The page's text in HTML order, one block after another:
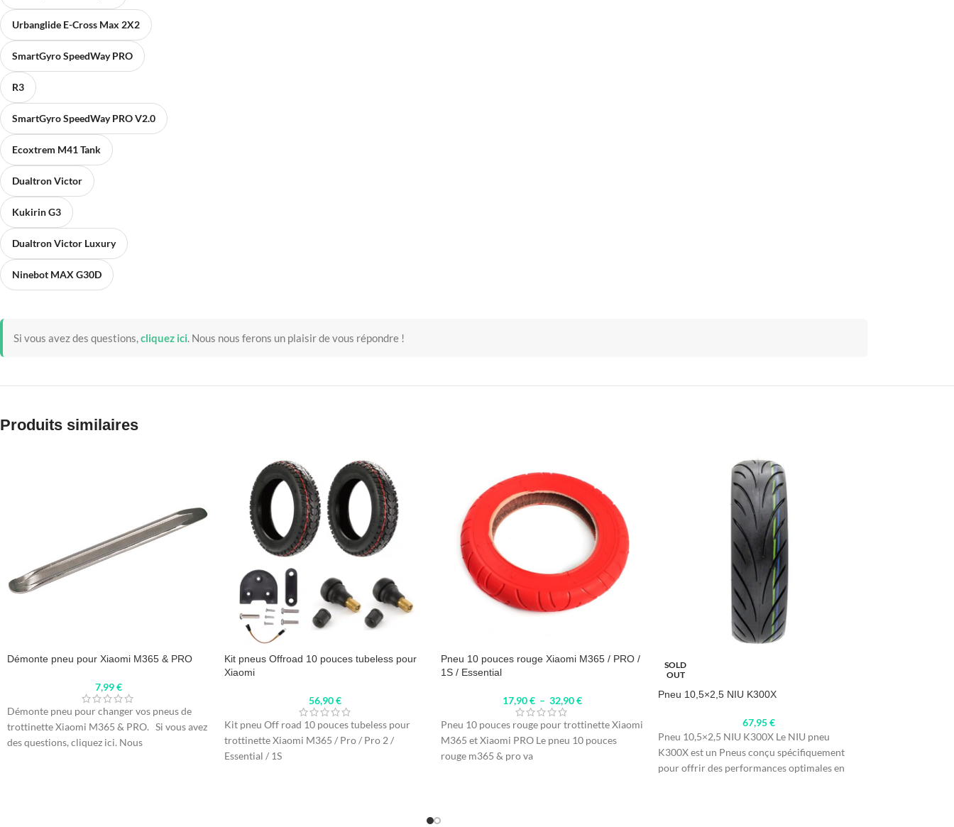
Urbanglide E-Cross Max 2X2
SmartGyro SpeedWay PRO
R3
SmartGyro SpeedWay PRO V2.0
Ecoxtrem M41 Tank
Dualtron Victor
Kukirin G3
Dualtron Victor Luxury
Ninebot MAX G30D
Si vous avez des questions,cliquez ici. Nous nous ferons un plaisir de vous répondre !
Produits similaires
Démonte pneu pour Xiaomi M365 & PRO
7,99€
Démonte pneu pour changer vos pneus de
trottinette Xiaomi M365 & PRO. Si vous avez
des questions, cliquez ici. Nous
Kit pneus Offroad 10 pouces tubeless pour
Xiaomi
56,90€
Kit pneu Off road 10 pouces tubeless pour
trottinette Xiaomi M365 / Pro / Pro 2 /
Essential / 1S
Pneu 10 pouces rouge Xiaomi M365 / PRO /
1S / Essential
17,90€ – 32,90€
Pneu 10 pouces rouge pour trottinette Xiaomi
M365 et Xiaomi PRO Le pneu 10 pouces
rouge m365 & pro va
SOLD
OUT
Pneu 10,5×2,5 NIU K300X
67,95€
Pneu 10,5×2,5 NIU K300X Le NIU pneu
K300X est un Pneus conçu spécifiquement
pour offrir des performances optimales en